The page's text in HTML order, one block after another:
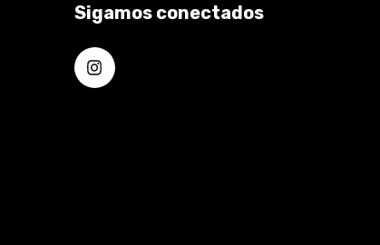
Sigamos conectados